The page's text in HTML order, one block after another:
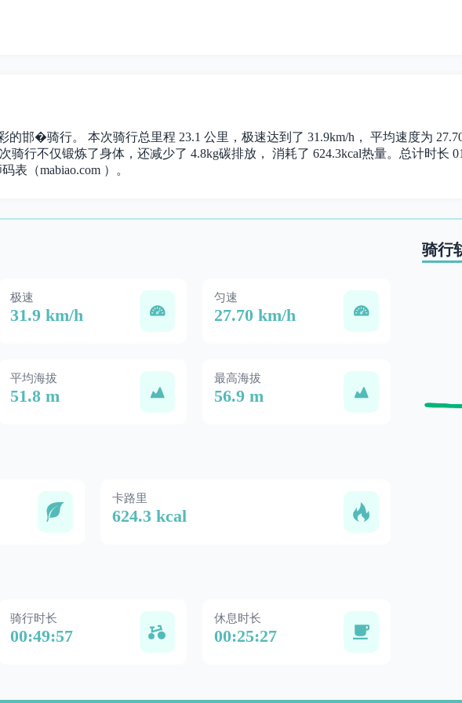
的邯�骑行。 本次骑行总里程 23.1 公里，极速达到了 31.9km/h， 平均速度为
骑行不仅锻炼了身体，还减少了 4.8kg碳排放， 消耗了 624.3kcal热量。总计时长
表（mabiao.com ）。
极速
31.9 km/h
匀速
27.70 km/h
平均海拔
51.8 m
最高海拔
56.9 m
卡路里
624.3 kcal
骑行时长
00:49:57
休息时长
00:25:27
骑行